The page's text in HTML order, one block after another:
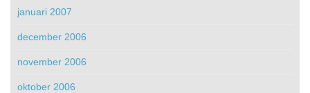
januari 2007
december 2006
november 2006
oktober 2006